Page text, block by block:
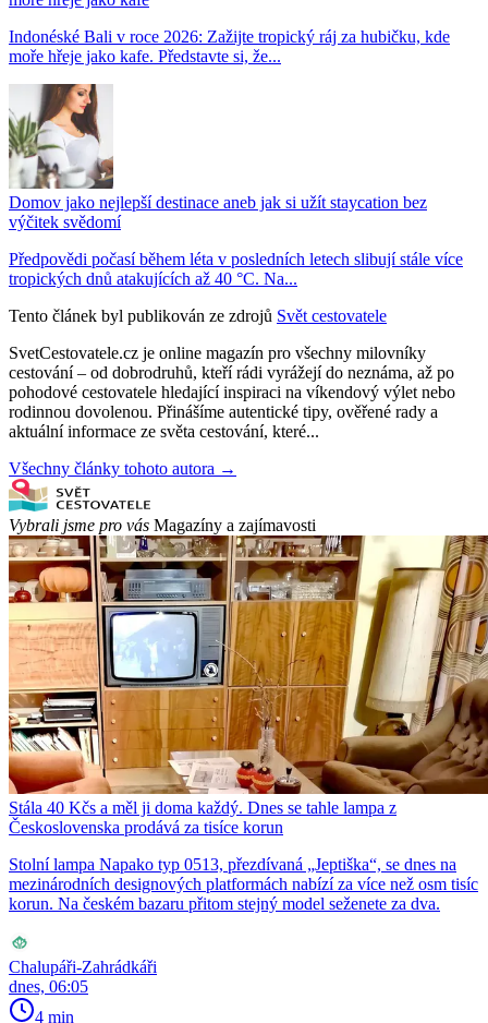
Indonéské Bali v roce 2026: Zažijte tropický ráj za hubičku, kde
moře hřeje jako kafe. Představte si, že...
Domov jako nejlepší destinace aneb jak si užít staycation bez
výčitek svědomí
Předpovědi počasí během léta v posledních letech slibují stále více
tropických dnů atakujících až 40 °C. Na...
Tento článek byl publikován ze zdrojů Svět cestovatele
SvetCestovatele.cz je online magazín pro všechny milovníky
cestování – od dobrodruhů, kteří rádi vyrážejí do neznáma, až po
pohodové cestovatele hledající inspiraci na víkendový výlet nebo
rodinnou dovolenou. Přinášíme autentické tipy, ověřené rady a
aktuální informace ze světa cestování, které...
Všechny články tohoto autora →
Vybrali jsme pro vás Magazíny a zajímavosti
Stála 40 Kčs a měl ji doma každý. Dnes se tahle lampa z
Československa prodává za tisíce korun
Stolní lampa Napako typ 0513, přezdívaná „Jeptiška“, se dnes na
mezinárodních designových platformách nabízí za více než osm tisíc
korun. Na českém bazaru přitom stejný model seženete za dva.
Chalupáři-Zahrádkáři
dnes, 06:05
4 min